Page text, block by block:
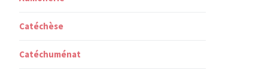
Catéchèse
Catéchuménat